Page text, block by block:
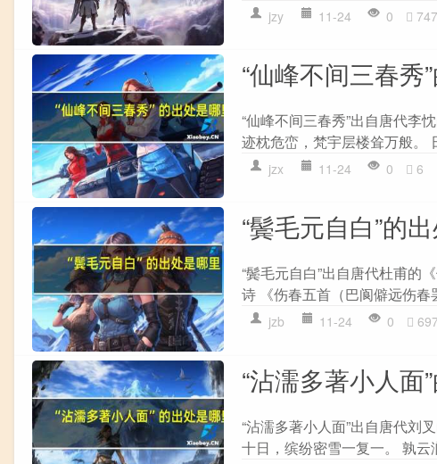
jzy 11-24 0 747
“仙峰不间三春秀
“仙峰不间三春秀”出自唐代李
迹枕危峦，梵宇层楼耸万般。
jzx 11-24 0 6
“鬓毛元自白”的
“鬓毛元自白”出自唐代杜甫的
诗 《伤春五首（巴阆僻远伤
jzb 11-24 0 697
“沾濡多著小人面
“沾濡多著小人面”出自唐代刘
十日，缤纷密雪一复一。 孰